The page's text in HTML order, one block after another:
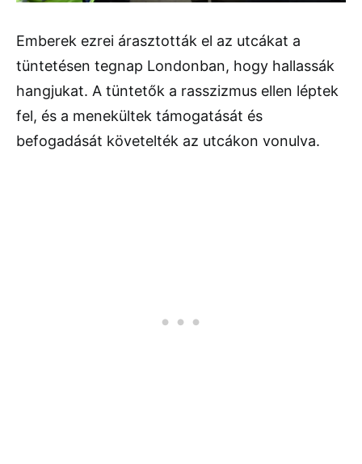
Emberek ezrei árasztották el az utcákat a
tüntetésen tegnap Londonban, hogy hallassák
hangjukat. A tüntetők a rasszizmus ellen léptek
fel, és a menekültek támogatását és
befogadását követelték az utcákon vonulva.